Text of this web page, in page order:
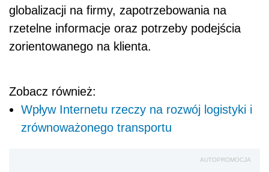
globalizacji na firmy, zapotrzebowania na
rzetelne informacje oraz potrzeby podejścia
zorientowanego na klienta.
Zobacz również:
Wpływ Internetu rzeczy na rozwój logistyki i
zrównoważonego transportu
AUTOPROMOCJA